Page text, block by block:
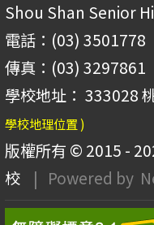
Shou Shan Senior
電話：(03) 3501778
傳真：(03) 3297861
學校地址： 333028
學校地理位置 )
版權所有 © 2015 -
校
| Powered by